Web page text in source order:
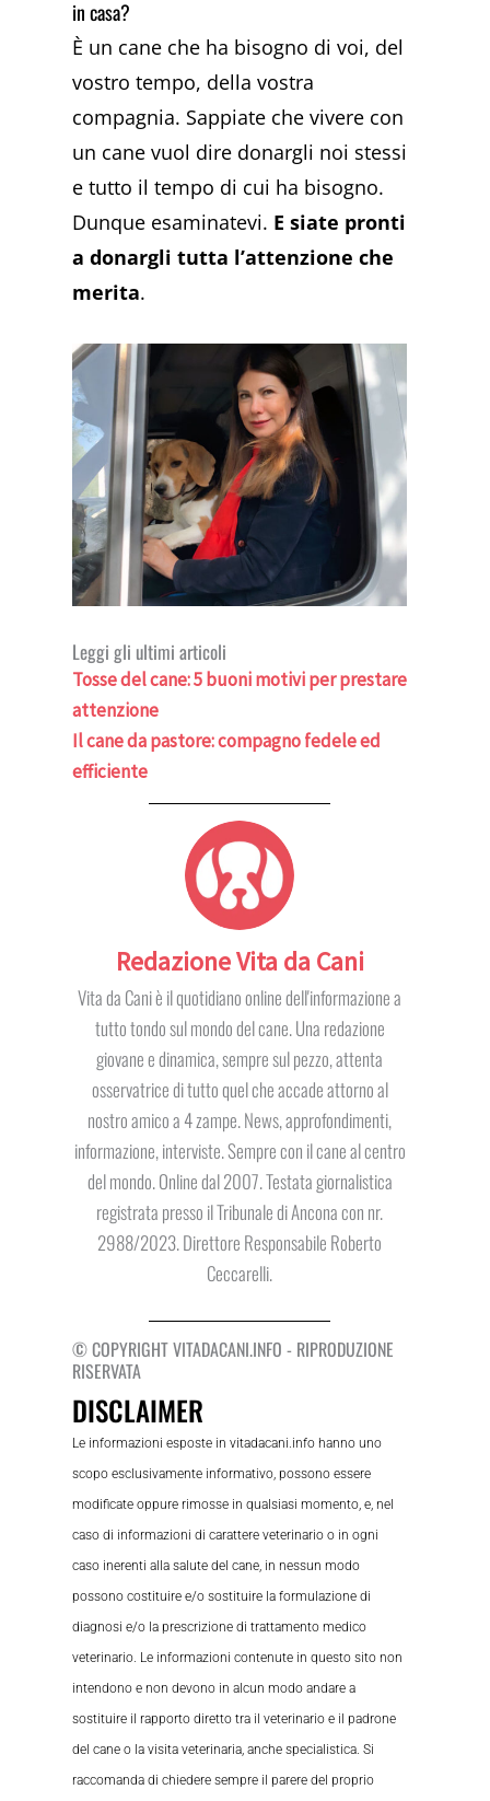
in casa?
È un cane che ha bisogno di voi, del
vostro tempo, della vostra
compagnia. Sappiate che vivere con
un cane vuol dire donargli noi stessi
e tutto il tempo di cui ha bisogno.
Dunque esaminatevi. E siate pronti
a donargli tutta l’attenzione che
merita.
Leggi gli ultimi articoli
Tosse del cane: 5 buoni motivi per prestare
attenzione
Il cane da pastore: compagno fedele ed
efficiente
Redazione Vita da Cani
Vita da Cani è il quotidiano online dell'informazione a
tutto tondo sul mondo del cane. Una redazione
giovane e dinamica, sempre sul pezzo, attenta
osservatrice di tutto quel che accade attorno al
nostro amico a 4 zampe. News, approfondimenti,
informazione, interviste. Sempre con il cane al centro
del mondo. Online dal 2007. Testata giornalistica
registrata presso il Tribunale di Ancona con nr.
2988/2023. Direttore Responsabile Roberto
Ceccarelli.
© COPYRIGHT VITADACANI.INFO - RIPRODUZIONE
RISERVATA
DISCLAIMER
Le informazioni esposte in vitadacani.info hanno uno
scopo esclusivamente informativo, possono essere
modificate oppure rimosse in qualsiasi momento, e, nel
caso di informazioni di carattere veterinario o in ogni
caso inerenti alla salute del cane, in nessun modo
possono costituire e/o sostituire la formulazione di
diagnosi e/o la prescrizione di trattamento medico
veterinario. Le informazioni contenute in questo sito non
intendono e non devono in alcun modo andare a
sostituire il rapporto diretto tra il veterinario e il padrone
del cane o la visita veterinaria, anche specialistica. Si
raccomanda di chiedere sempre il parere del proprio